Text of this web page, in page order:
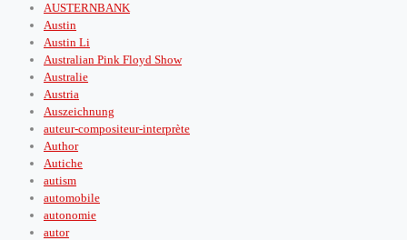
AUSTERNBANK
Austin
Austin Li
Australian Pink Floyd Show
Australie
Austria
Auszeichnung
auteur-compositeur-interprète
Author
Autiche
autism
automobile
autonomie
autor